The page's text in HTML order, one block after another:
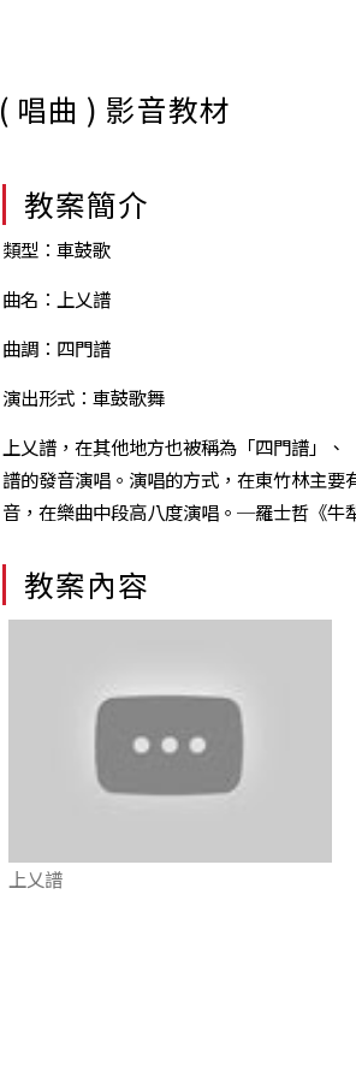
唱曲 ) 影音教材
教案簡介
類型：車鼓歌
曲名：上乂譜
曲調：四門譜
演出形式：車鼓歌舞
上乂譜，在其他地方也被稱為「四門譜」
譜的發音演唱。演唱的方式，在東竹林主
音，在樂曲中段高八度演唱。─羅士哲《牛
教案內容
上乂譜